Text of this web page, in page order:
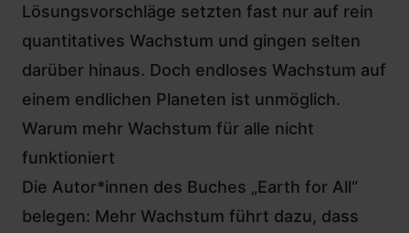
Lösungsvorschläge setzten fast nur auf rein
quantitatives Wachstum und gingen selten
darüber hinaus. Doch endloses Wachstum auf
einem endlichen Planeten ist unmöglich.
Warum mehr Wachstum für alle nicht
funktioniert
Die Autor*innen des Buches „Earth for All“
belegen: Mehr Wachstum führt dazu, dass